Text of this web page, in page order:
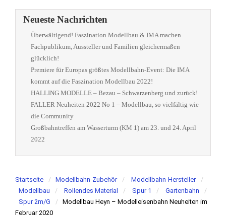
Neueste Nachrichten
Überwältigend! Faszination Modellbau & IMA machen
Fachpublikum, Aussteller und Familien gleichermaßen
glücklich!
Premiere für Europas größtes Modellbahn-Event: Die IMA
kommt auf die Faszination Modellbau 2022!
HALLING MODELLE – Bezau – Schwarzenberg und zurück!
FALLER Neuheiten 2022 No 1 – Modellbau, so vielfältig wie
die Community
Großbahntreffen am Wasserturm (KM 1) am 23. und 24. April
2022
Startseite Modellbahn-Zubehör
Modellbahn-Hersteller
Modellbau
Rollendes Material Spur 1
Gartenbahn
Spur 2m/G
Modellbau Heyn – Modelleisenbahn Neuheiten im
Februar 2020